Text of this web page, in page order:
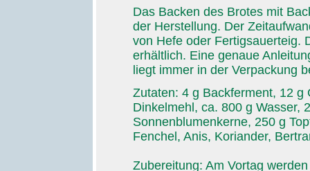
Das Backen des Brotes mit
der Herstellung. Der
von Hefe oder Fertigsauerteig.
erhältlich. Eine genaue
liegt immer in der Verpackung
Zutaten: 4 g Backferment, 12
Dinkelmehl, ca. 800 g Wasser,
Sonnenblumenkerne, 250 g
Fenchel, Anis, Koriander,
Zubereitung: Am Vortag